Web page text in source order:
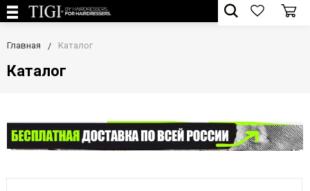
Главная Каталог
Каталог